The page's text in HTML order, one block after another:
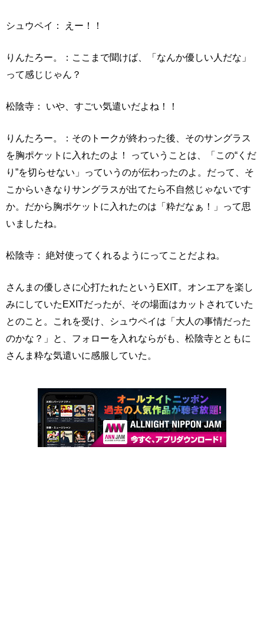
シュウペイ： えー！！
りんたろー。：ここまで聞けば、「なんか優しい人だな」
って感じじゃん？
松陰寺： いや、すごい気遣いだよね！！
りんたろー。：そのトークが終わった後、そのサングラス
を胸ポケットに入れたのよ！ っていうことは、「この“くだ
り”を切らせない」っていうのが伝わったのよ。だって、そ
こからいきなりサングラスが出てたら不自然じゃないです
か。だから胸ポケットに入れたのは「粋だなぁ！」って思
いましたね。
松陰寺： 絶対使ってくれるようにってことだよね。
さんまの優しさに心打たれたというEXIT。オンエアを楽し
みにしていたEXITだったが、その場面はカットされていた
とのこと。これを受け、シュウペイは「大人の事情だった
のかな？」と、フォローを入れならがも、松陰寺とともに
さんま粋な気遣いに感服していた。